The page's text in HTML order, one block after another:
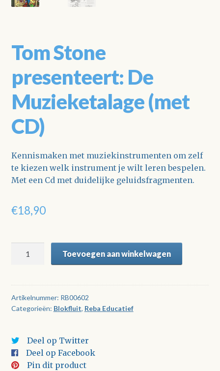
Tom Stone
presenteert: De
Muzieketalage (met
CD)
Kennismaken met muziekinstrumenten om zelf
te kiezen welk instrument je wilt leren bespelen.
Met een Cd met duidelijke geluidsfragmenten.
€18,90
Stone
De
Muzieketalage
(met
Toevoegen aan winkelwagen
Artikelnummer: RB00602
Categorieën: Blokfluit, Reba Educatief
Deel op Twitter
Deel op Facebook
Pin dit product